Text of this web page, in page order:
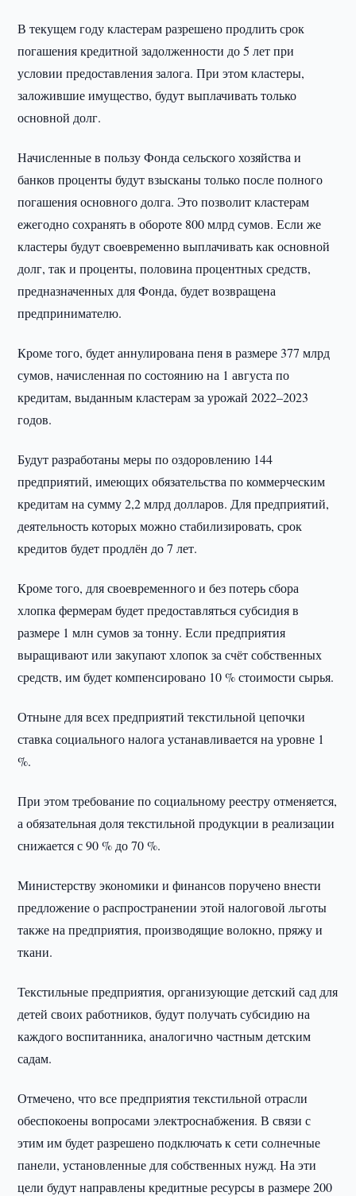
В текущем году кластерам разрешено продлить срок
погашения кредитной задолженности до 5 лет при
условии предоставления залога. При этом кластеры,
заложившие имущество, будут выплачивать только
основной долг.
Начисленные в пользу Фонда сельского хозяйства и
банков проценты будут взысканы только после полного
погашения основного долга. Это позволит кластерам
ежегодно сохранять в обороте 800 млрд сумов. Если же
кластеры будут своевременно выплачивать как основной
долг, так и проценты, половина процентных средств,
предназначенных для Фонда, будет возвращена
предпринимателю.
Кроме того, будет аннулирована пеня в размере 377 млрд
сумов, начисленная по состоянию на 1 августа по
кредитам, выданным кластерам за урожай 2022–2023
годов.
Будут разработаны меры по оздоровлению 144
предприятий, имеющих обязательства по коммерческим
кредитам на сумму 2,2 млрд долларов. Для предприятий,
деятельность которых можно стабилизировать, срок
кредитов будет продлён до 7 лет.
Кроме того, для своевременного и без потерь сбора
хлопка фермерам будет предоставляться субсидия в
размере 1 млн сумов за тонну. Если предприятия
выращивают или закупают хлопок за счёт собственных
средств, им будет компенсировано 10 % стоимости сырья.
Отныне для всех предприятий текстильной цепочки
ставка социального налога устанавливается на уровне 1
%.
При этом требование по социальному реестру отменяется,
а обязательная доля текстильной продукции в реализации
снижается с 90 % до 70 %.
Министерству экономики и финансов поручено внести
предложение о распространении этой налоговой льготы
также на предприятия, производящие волокно, пряжу и
ткани.
Текстильные предприятия, организующие детский сад для
детей своих работников, будут получать субсидию на
каждого воспитанника, аналогично частным детским
садам.
Отмечено, что все предприятия текстильной отрасли
обеспокоены вопросами электроснабжения. В связи с
этим им будет разрешено подключать к сети солнечные
панели, установленные для собственных нужд. На эти
цели будут направлены кредитные ресурсы в размере 200